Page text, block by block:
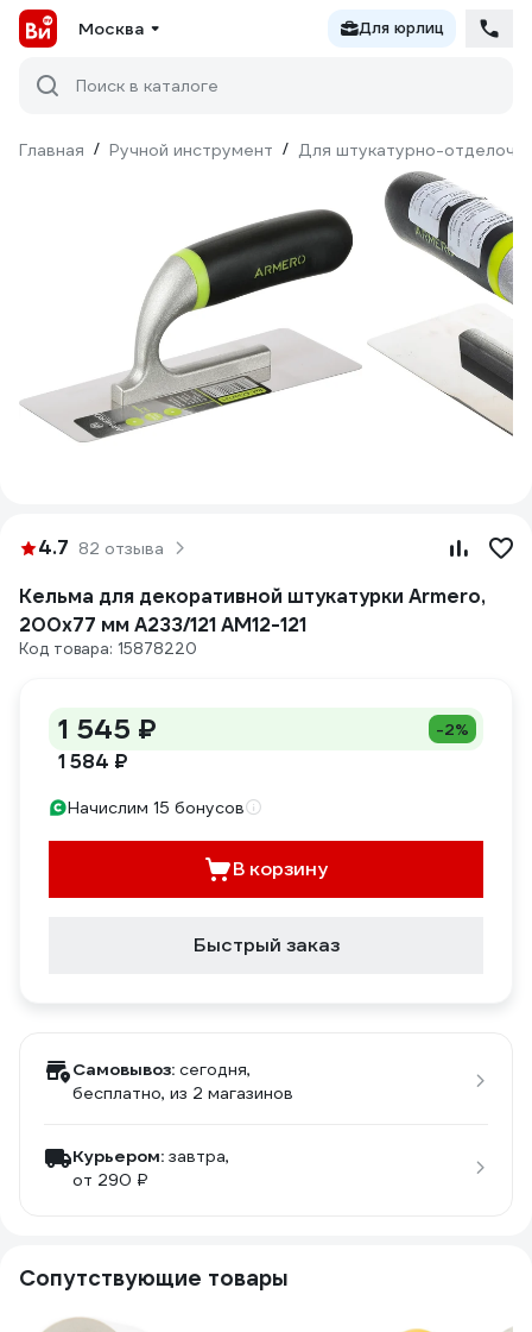
Москва Для юрлиц
Поиск в каталоге
Главная / Ручной инструмент / Для штукатурно-
4.7 82 отзыва
Кельма для декоративной штукатурки Armero,
200х77 мм A233/121 AM12-121
Код товара: 15878220
1 545 ₽ -2%
1 584 ₽
Начислим 15 бонусов
В корзину
Быстрый заказ
Самовывоз: сегодня,
бесплатно, из 2 магазинов
Курьером: завтра,
от 290 ₽
Сопутствующие товары